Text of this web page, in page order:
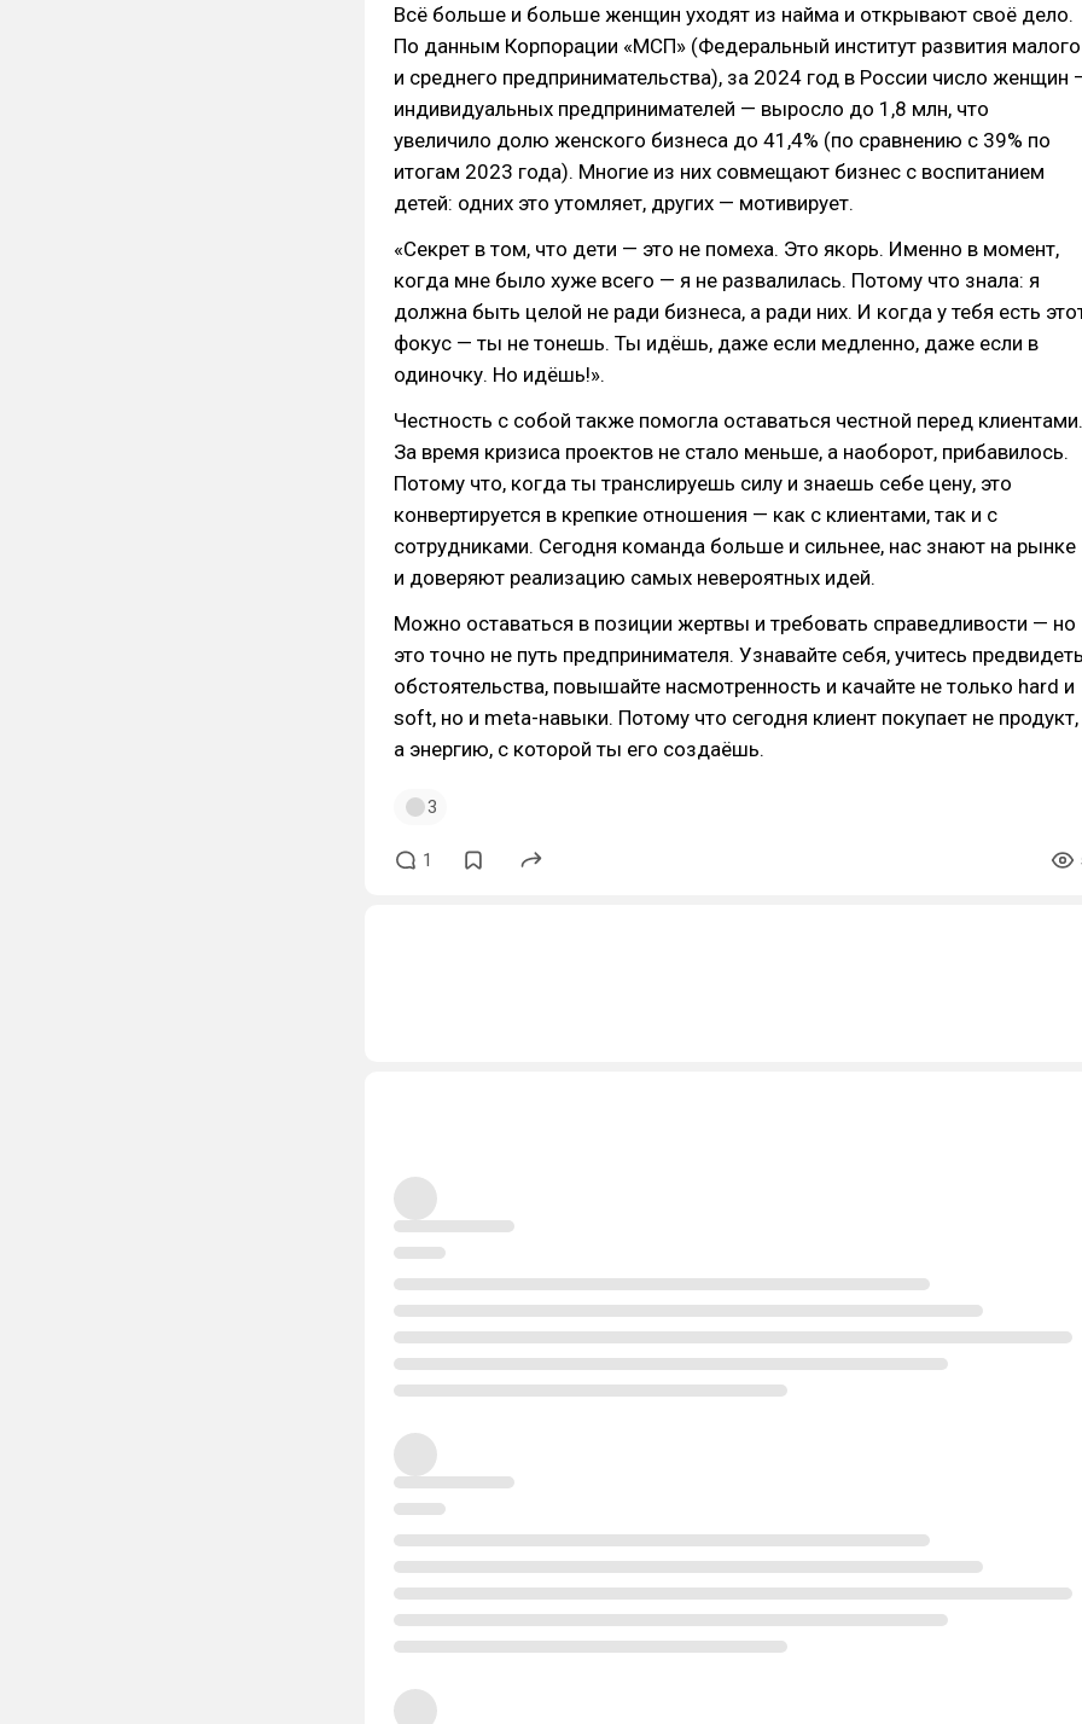
Всё больше и больше женщин уходят из найма и открывают своё дело.
По данным Корпорации «МСП» (Федеральный институт развития малого
и среднего предпринимательства), за 2024 год в России число женщин
индивидуальных предпринимателей — выросло до 1,8 млн, что
увеличило долю женского бизнеса до 41,4% (по сравнению с 39% по
итогам 2023 года). Многие из них совмещают бизнес с воспитанием
детей: одних это утомляет, других — мотивирует.
«Секрет в том, что дети — это не помеха. Это якорь. Именно в момент,
когда мне было хуже всего — я не развалилась. Потому что знала: я
должна быть целой не ради бизнеса, а ради них. И когда у тебя есть
фокус — ты не тонешь. Ты идёшь, даже если медленно, даже если в
одиночку. Но идёшь!».
Честность с собой также помогла оставаться честной перед клиентами.
За время кризиса проектов не стало меньше, а наоборот, прибавилось.
Потому что, когда ты транслируешь силу и знаешь себе цену, это
конвертируется в крепкие отношения — как с клиентами, так и с
сотрудниками. Сегодня команда больше и сильнее, нас знают на рынке
и доверяют реализацию самых невероятных идей.
Можно оставаться в позиции жертвы и требовать справедливости — но
это точно не путь предпринимателя. Узнавайте себя, учитесь
обстоятельства, повышайте насмотренность и качайте не только hard и
soft, но и meta-навыки. Потому что сегодня клиент покупает не продукт,
а энергию, с которой ты его создаёшь.
3
1